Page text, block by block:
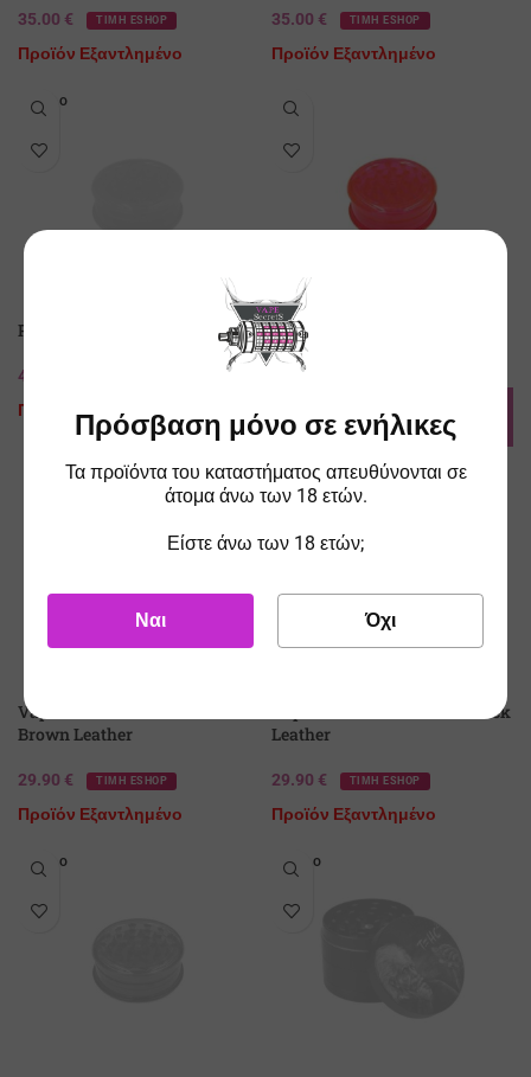
Πρόσβαση μόνο σε ενήλικες
Τα προϊόντα του καταστήματος απευθύνονται σε
άτομα άνω των 18 ετών.
Είστε άνω των 18 ετών;
Ναι Όχι
35.00 € ΤΙΜΗ ESHOP
Προϊόν Εξαντλημένο
35.00 € ΤΙΜΗ ESHOP
Προϊόν Εξαντλημένο
SOLD O
UT
Plastic Grinder Orange
4.00
Προϊόν Εξαντλημένο
Plastic Grinder Red
4.00
ΠΡΟΣΘΉΚΗ ΣΤΟ ΚΑΛΆΘΙ
Vaporizer Volks Vova Kit
Brown Leather
29.90 € ΤΙΜΗ ESHOP
Προϊόν Εξαντλημένο
SOLD O
UT
Vaporizer Volks Vova Kit Black
Leather
29.90 € ΤΙΜΗ ESHOP
Προϊόν Εξαντλημένο
SOLD O
UT
SOLD O
UT